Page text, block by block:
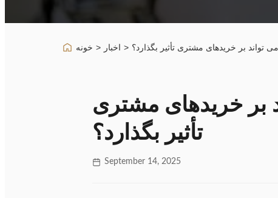
خونه > اخبار > بر خریدهای مشتری تأثیر بگذارد؟
بر خریدهای مشتری
تأثیر بگذارد؟
September 14, 2025